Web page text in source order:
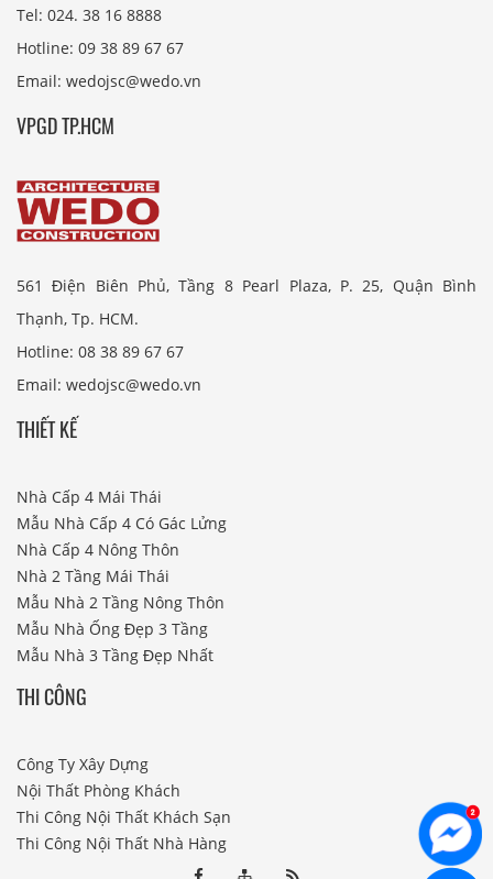
Tel: 024. 38 16 8888
Hotline: 09 38 89 67 67
Email: wedojsc@wedo.vn
VPGD TP.HCM
561 Điện Biên Phủ, Tầng 8 Pearl Plaza, P. 25, Quận Bình
Thạnh, Tp. HCM.
Hotline: 08 38 89 67 67
Email: wedojsc@wedo.vn
THIẾT KẾ
Nhà Cấp 4 Mái Thái
Mẫu Nhà Cấp 4 Có Gác Lửng
Nhà Cấp 4 Nông Thôn
Nhà 2 Tầng Mái Thái
Mẫu Nhà 2 Tầng Nông Thôn
Mẫu Nhà Ống Đẹp 3 Tầng
Mẫu Nhà 3 Tầng Đẹp Nhất
THI CÔNG
Công Ty Xây Dựng
Nội Thất Phòng Khách
Thi Công Nội Thất Khách Sạn
Thi Công Nội Thất Nhà Hàng